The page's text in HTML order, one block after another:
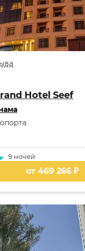
Hotel Seef
9 ночей
от 469 266 ₽